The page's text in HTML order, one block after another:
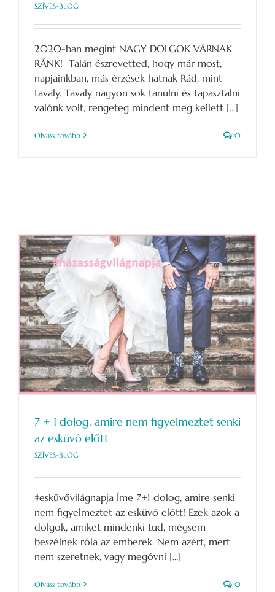
SZÍVES-BLOG
2020-ban megint NAGY DOLGOK VÁRNAK
RÁNK! Talán észrevetted, hogy már most,
napjainkban, más érzések hatnak Rád, mint
tavaly. Tavaly nagyon sok tanulni és tapasztalni
valónk volt, rengeteg mindent meg kellett [...]
Olvass tovább 0
7 + 1 dolog, amire nem figyelmeztet senki
az esküvő előtt
SZÍVES-BLOG
#esküvővilágnapja Íme 7+1 dolog, amire senki
nem figyelmeztet az esküvő előtt! Ezek azok a
dolgok, amiket mindenki tud, mégsem
beszélnek róla az emberek. Nem azért, mert
nem szeretnek, vagy megóvni [...]
Olvass tovább 0